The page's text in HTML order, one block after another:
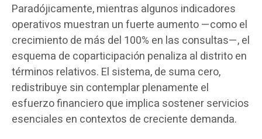
Paradójicamente, mientras algunos indicadores
operativos muestran un fuerte aumento —como el
crecimiento de más del 100% en las consultas—, el
esquema de coparticipación penaliza al distrito en
términos relativos. El sistema, de suma cero,
redistribuye sin contemplar plenamente el
esfuerzo financiero que implica sostener servicios
esenciales en contextos de creciente demanda.